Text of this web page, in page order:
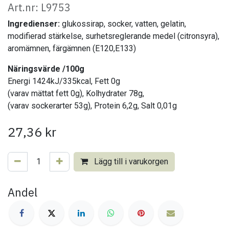
Art.nr: L9753
Ingredienser: glukossirap, socker, vatten, gelatin,
modifierad stärkelse, surhetsreglerande medel (citronsyra),
aromämnen, färgämnen (E120,E133)
Näringsvärde /100g
Energi 1424kJ/335kcal, Fett 0g
(varav mättat fett 0g), Kolhydrater 78g,
(varav sockerarter 53g), Protein 6,2g, Salt 0,01g
27,36 kr
Lägg till i varukorgen
Andel